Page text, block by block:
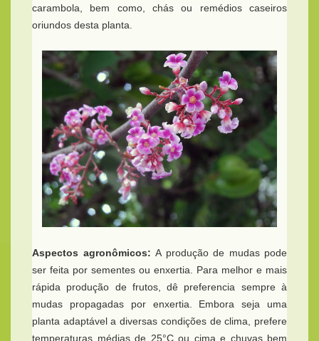
carambola, bem como, chás ou remédios caseiros
oriundos desta planta.
Aspectos agronômicos: A produção de mudas pode
ser feita por sementes ou enxertia. Para melhor e mais
rápida produção de frutos, dê preferencia sempre à
mudas propagadas por enxertia. Embora seja uma
planta adaptável a diversas condições de clima, prefere
temperaturas médias de 25°C ou cima e chuvas bem